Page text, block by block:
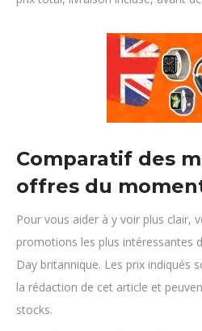
Comparatif des
offres du
Pour vous aider à y voir plus clair,
promotions les plus intéressantes
Day britannique. Les prix indiqués
la rédaction de cet article et
stocks.